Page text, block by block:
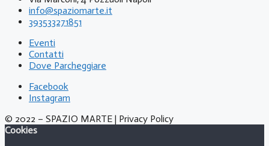
info@spaziomarte.it
393533271851
Eventi
Contatti
Dove Parcheggiare
Facebook
Instagram
© 2022 – SPAZIO MARTE | Privacy Policy
Cookies